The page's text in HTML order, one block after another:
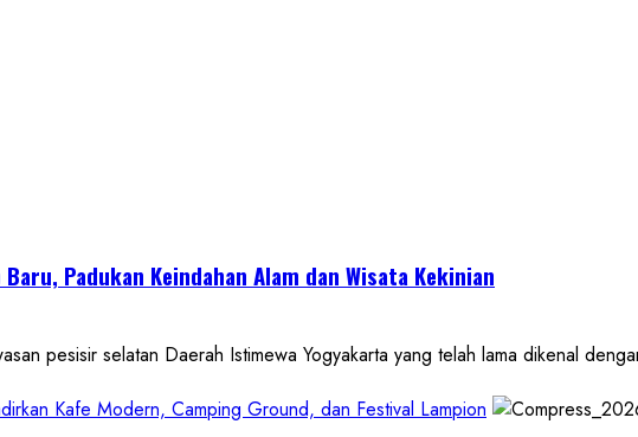
Padukan Keindahan Alam dan Wisata Kekinian
pesisir selatan Daerah Istimewa Yogyakarta yang telah lama dikenal
Kafe Modern, Camping Ground, dan Festival Lampion